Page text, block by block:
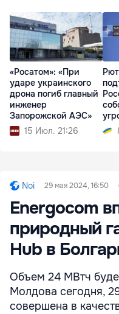
«Росатом»: «При
ударе украинского
дрона погиб главный
инженер
Запорожской АЭС»
15 Июл. 21:26
Noi 29 мая 2024, 16:50
Energocom
природный
Hub в
Объем 24 МВтч
Молдова сегодня,
совершена в